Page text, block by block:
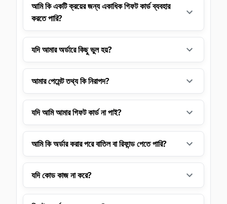
আমি কি একটি ক্রয়ের জন্য একাধিক গিফট কার্ড ব্যবহার
করতে পারি?
যদি আমার অর্ডারে কিছু ভুল হয়?
আমার পেমেন্ট তথ্য কি নিরাপদ?
যদি আমি আমার গিফট কার্ড না পাই?
আমি কি অর্ডার করার পরে বাতিল বা রিফান্ড পেতে পারি?
যদি কোড কাজ না করে?